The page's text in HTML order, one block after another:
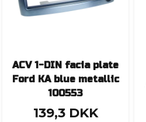
ACV 1-DIN facia plate
Ford KA blue metallic
100553
139,3 DKK